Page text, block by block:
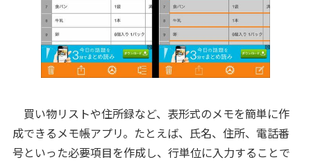
買い物リストや住所録など、表形式のメモを簡単に作
成できるメモ帳アプリ。たとえば、氏名、住所、電話番
号といった必要項目を作成し、行単位に入力することで